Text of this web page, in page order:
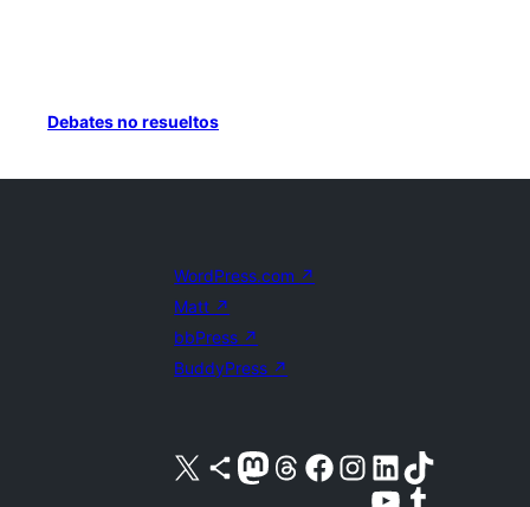
Debates no resueltos
WordPress.com ↗
Matt ↗
bbPress ↗
BuddyPress ↗
Visita nuestra cuenta de X (anteriormente Twitter)
Visita nuestra cuenta de Bluesky
Visita nuestra cuenta de Mastodon
Visita nuestra cuenta de Threads
Visita nuestra página de Facebook
Visita nuestra cuenta de Instagram
Visita nuestra cuenta de LinkedIn
Visita nuestra cuenta de TikTok
Visita nuestro canal de YouTube
Visita nuestra cuenta de Tumblr